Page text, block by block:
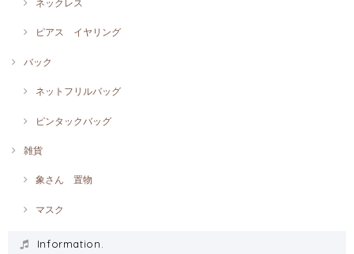
ネックレス
ピアス イヤリング
バック
ネットフリルバッグ
ピンタックバッグ
雑貨
象さん 置物
マスク
Information.